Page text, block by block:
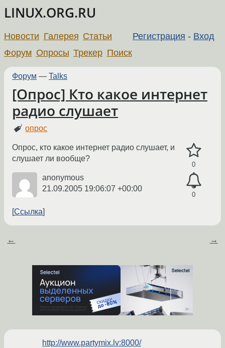
LINUX.ORG.RU
Регистрация - Вход
Новости Галерея Статьи
Форум Опросы Трекер Поиск
Форум — Talks
[Опрос] Кто какое интернет
радио слушает
опрос
0
0
Опрос, кто какое интернет радио слушает, и
слушает ли вообще?
anonymous
21.09.2005 19:06:07 +00:00
Ссылка
← →
http://www.partymix.lv:8000/